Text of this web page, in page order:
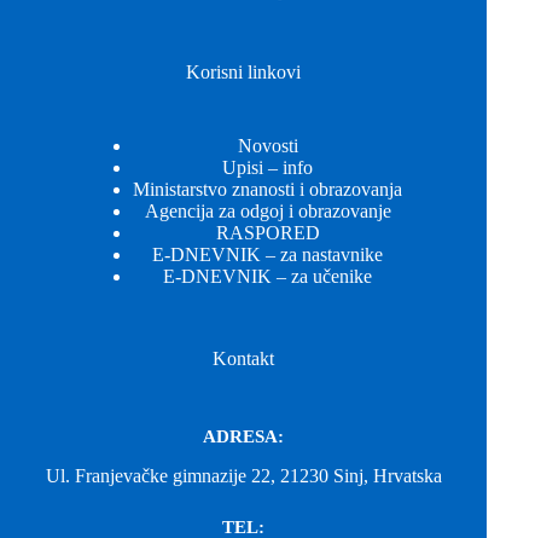
Korisni linkovi
Novosti
Upisi – info
Ministarstvo znanosti i obrazovanja
Agencija za odgoj i obrazovanje
RASPORED
E-DNEVNIK – za nastavnike
E-DNEVNIK – za učenike
Kontakt
ADRESA:
Ul. Franjevačke gimnazije 22, 21230 Sinj, Hrvatska
TEL: